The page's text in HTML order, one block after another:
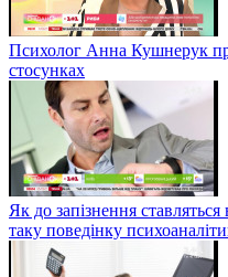
Психолог Анна Кушнерук
стосунках
Як до запізнення
таку поведінку